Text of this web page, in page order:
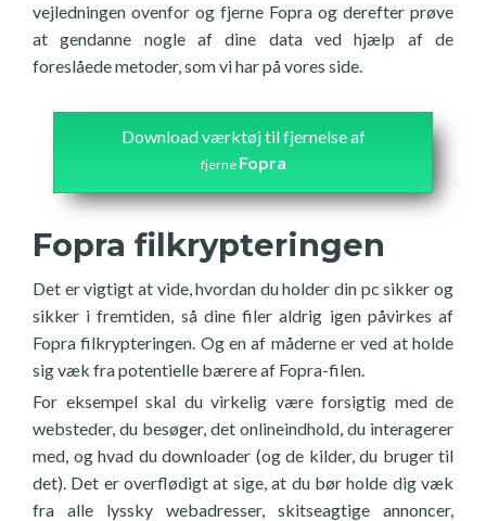
vejledningen ovenfor og fjerne Fopra og derefter prøve
at gendanne nogle af dine data ved hjælp af de
foreslåede metoder, som vi har på vores side.
Download værktøj til fjernelse af
fjerne Fopra
Fopra filkrypteringen
Det er vigtigt at vide, hvordan du holder din pc sikker og
sikker i fremtiden, så dine filer aldrig igen påvirkes af
Fopra filkrypteringen. Og en af måderne er ved at holde
sig væk fra potentielle bærere af Fopra-filen.
For eksempel skal du virkelig være forsigtig med de
websteder, du besøger, det onlineindhold, du interagerer
med, og hvad du downloader (og de kilder, du bruger til
det). Det er overflødigt at sige, at du bør holde dig væk
fra alle lyssky webadresser, skitseagtige annoncer,